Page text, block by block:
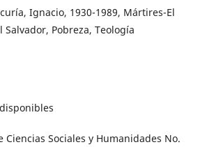
Ignacio, 1930-1989, Mártires-El
Salvador, Pobreza, Teología
Ciencias Sociales y Humanidades No.